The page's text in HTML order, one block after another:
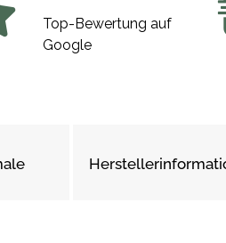
Top-Bewertung auf
Google